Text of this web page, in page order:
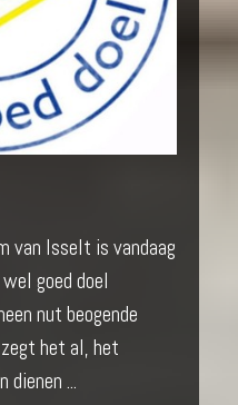
van Isselt is vandaag
goed doel
nut beogende
het al, het
dienen ...